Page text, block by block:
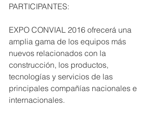
PARTICIPANTES:
EXPO CONVIAL 2016 ofrecerá una
amplia gama de los equipos más
nuevos relacionados con la
construcción, los productos,
tecnologías y servicios de las
principales compañías nacionales e
internacionales.